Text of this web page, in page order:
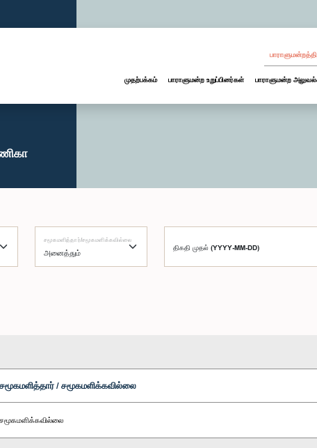
முதற்பக்கம் பாராளுமன்ற உறுப்பினர்கள் பாராளுமன்ற
சமூகமளித்தார்/சமூகமளிக்கவில்லை
திகதி முதல் (YYYY-MM-DD)
சமூகமளித்தார் / சமூகமளிக்கவில்லை
சமூகமளிக்கவில்லை